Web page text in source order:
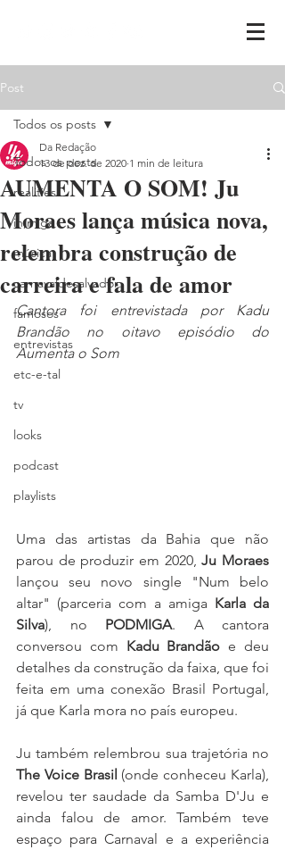
Post
Todos os posts
realities
ih,miga
música
carnavaldesalvador
famosos
entrevistas
etc-e-tal
tv
looks
podcast
playlists
Todos os posts
AUMENTA O SOM! Ju
Moraes lança música nova,
relembra construção de
carreira e fala de amor
Da Redação
13 de dez. de 2020 1 min de leitura
Cantora foi entrevistada por Kadu
Brandão no oitavo episódio do
Aumenta o Som
Uma das artistas da Bahia que não
parou de produzir em 2020, Ju Moraes
lançou seu novo single "Num belo
altar" (parceria com a amiga Karla da
Silva), no PODMIGA. A cantora
conversou com Kadu Brandão e deu
detalhes da construção da faixa, que foi
feita em uma conexão Brasil Portugal,
já que Karla mora no país europeu.
The Voice Brasil (onde conheceu Karla),
revelou ter saudade da Samba D'Ju e
ainda falou de amor. Também teve
espaço para Carnaval e a experiência